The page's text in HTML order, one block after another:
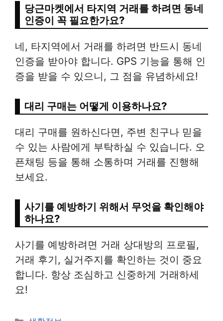
당근마켓에서 타지역 거래를 하려면 동네
인증이 꼭 필요한가요?
네, 타지역에서 거래를 하려면 반드시 동네
인증을 받아야 합니다. GPS 기능을 통해 인
증을 받을 수 있으니, 그 점을 유념하세요!
대리 구매는 어떻게 이용하나요?
대리 구매를 원하신다면, 주변 친구나 믿을
수 있는 사람에게 부탁하실 수 있습니다. 오
픈채팅 등을 통해 소통하며 거래를 진행해
보세요.
사기를 예방하기 위해서 무엇을 확인해야
하나요?
사기를 예방하려면 거래 상대방의 프로필,
거래 후기, 실거주지를 확인하는 것이 중요
합니다. 항상 조심하고 신중하게 거래하세
요!